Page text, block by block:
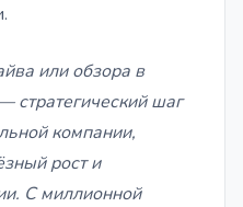
или обзора в
стратегический шаг
компании,
рост и
С миллионной